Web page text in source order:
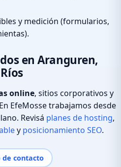
y medición (formularios,
en Aranguren,
online, sitios corporativos y
EfeMosse trabajamos desde
Revisá planes de hosting,
y posicionamiento SEO.
contacto